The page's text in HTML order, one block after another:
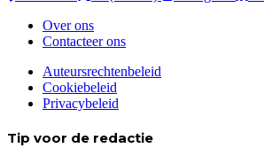
Over ons
Contacteer ons
Auteursrechtenbeleid
Cookiebeleid
Privacybeleid
Tip voor de redactie